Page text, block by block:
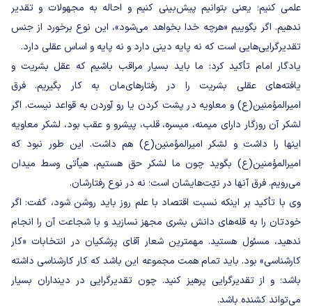
علمی کنیم؛ یعنی بتوانیم پیش‌بینی کنیم و احاله به مجهولات و تقدیر
ندهیم. اگر بگوییم «هرچه خدا بخواهد می‌شود»، این نوع برخورد از جنس
تقدیرگرایی‌هایی است که نه پایه دینی دارد و نه پایه و اساس عقلی دارد.
یادگار امام تأکید کرد: ما باید بسیار مراقب باشیم که عقل بشریت و
یافته‌های عقلی بشریت را در رفتارهای‌مان به کار بگیریم. فرق
امیرالمؤمنین(ع) و معاویه در پشت کردن یا رو آوردن به قواعد نیست. اگر
لشکر آن روزگار دارای میمنه، میسره، قلب، پیشرو و عقب بود، لشکر معاویه
اینها را داشت و لشکر امیرالمؤمنین(ع) هم داشت. این طور نبود که
امیرالمؤمنین(ع) بگوید چون ما لشکر حق هستیم، هیأتی وسط میدان
می‌رویم. فرق آنها در نیّت‌هایشان است؛ نه در نوع رفتارشان.
وی با تأکید بر اینکه نسبت اقتصاد با علم روز باید روشن شود، گفت: اگر
خودتان را به قله‌های دانش بشری مجهز نسازید و با شجاعت آن را انجام
ندهید، مسئول هستید. مهمترین شعار آقای پزشکیان در انتخابات «کار
کارشناسی» بود. باید تمام همت مجموعه این باشد که کار کارشناسی داشته
باشد؛ و از تقدیرگرایی پرهیز کنید. چون تقدیرگرایی در دینداران بسیار
می‌تواند کشنده باشد.